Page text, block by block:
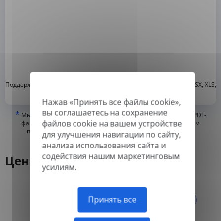
Нажав «Принять все файлы cookie»,
вы соглашаетесь на сохранение
файлов cookie на вашем устройстве
для улучшения навигации по сайту,
анализа использования сайта и
содействия нашим маркетинговым
усилиям.
Принять все
Поддерживаемые форматы: DOC, DOCX, ODT, PDF , CSV, PPTX, XLSX, XLS,
* Мы можем переводить только «истинные» или цифровые PDF-
файлы, а также файлы с возможностью поиска, но не можем
переводить PDF-файлы, состоящие из изображений, или
отсканированные PDF.
Цены
Ежемесячно Ежегодно